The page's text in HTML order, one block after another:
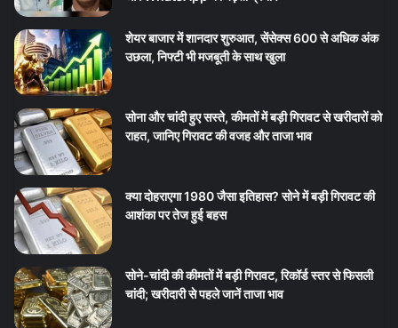
शेयर बाजार में शानदार शुरुआत, सेंसेक्स 600 से अधिक अंक
उछला, निफ्टी भी मजबूती के साथ खुला
सोना और चांदी हुए सस्ते, कीमतों में बड़ी गिरावट से खरीदारों को
राहत, जानिए गिरावट की वजह और ताजा भाव
क्या दोहराएगा 1980 जैसा इतिहास? सोने में बड़ी गिरावट की
आशंका पर तेज हुई बहस
सोने-चांदी की कीमतों में बड़ी गिरावट, रिकॉर्ड स्तर से फिसली
चांदी; खरीदारी से पहले जानें ताजा भाव